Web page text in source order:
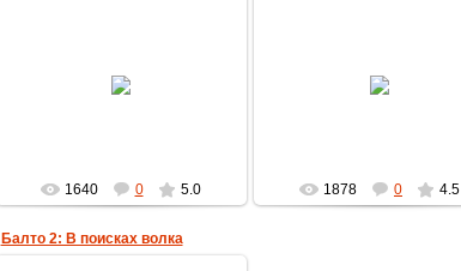
1640 0 5.0 1878 0 4.5
Балто 2: В поисках волка